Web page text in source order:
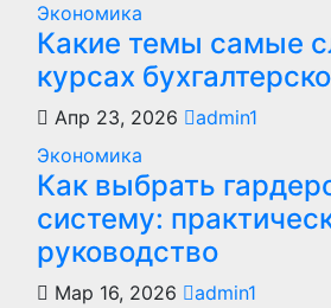
Экономика
Какие темы самые
курсах
Апр 23, 2026
admin1
Экономика
Как выбрать
систему:
руководство
Мар 16, 2026 admin1